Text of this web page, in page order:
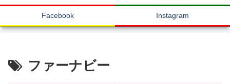
Facebook Instagram
ファーナビー